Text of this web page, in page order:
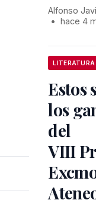
Alfonso
•
hace 4
LITERATURA
Estos
los
del
VIII